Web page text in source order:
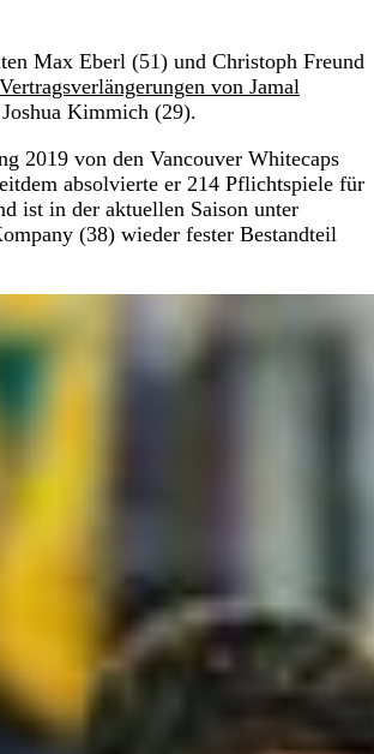
Max Eberl (51) und Christoph Freund
Vertragsverlängerungen von Jamal
Kimmich (29).
2019 von den Vancouver Whitecaps
absolvierte er 214 Pflichtspiele für
ist in der aktuellen Saison unter
(38) wieder fester Bestandteil